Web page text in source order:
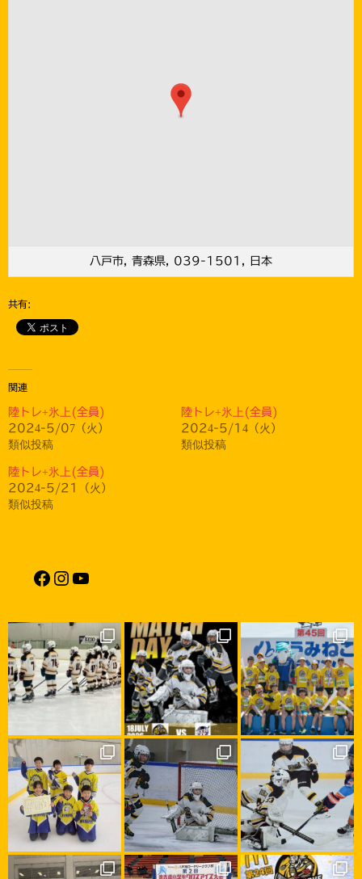
八戸市, 青森県, 039-1501, 日本
共有:
関連
陸トレ+氷上(全員)
2024-5/07（火）
類似投稿
陸トレ+氷上(全員)
2024-5/14（火）
類似投稿
陸トレ+氷上(全員)
2024-5/21（火）
類似投稿
Facebook
Instagram
YouTube